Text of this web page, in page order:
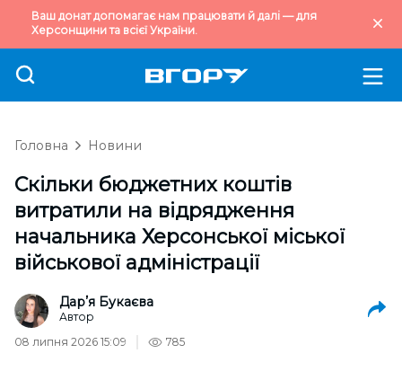
Ваш донат допомагає нам працювати й далі — для
Херсонщини та всієї України.
Головна Новини
Скільки бюджетних коштів
витратили на відрядження
начальника Херсонської міської
військової адміністрації
Дарʼя Букаєва
Автор
08 липня 2026 15:09
785